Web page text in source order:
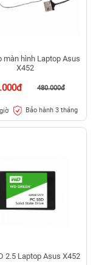
màn hình Laptop Asus
X452
480.000đ
Bảo hành 3 tháng
2.5 Laptop Asus X452